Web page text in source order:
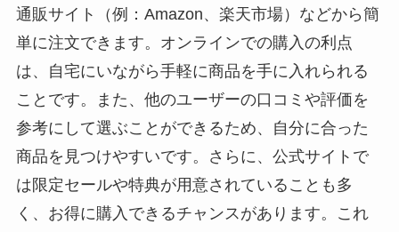
通販サイト（例：Amazon、楽天市場）などから簡
単に注文できます。オンラインでの購入の利点
は、自宅にいながら手軽に商品を手に入れられる
ことです。また、他のユーザーの口コミや評価を
参考にして選ぶことができるため、自分に合った
商品を見つけやすいです。さらに、公式サイトで
は限定セールや特典が用意されていることも多
く、お得に購入できるチャンスがあります。これ